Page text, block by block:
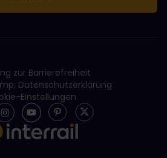
zur Barrierefreiheit
Datenschutzerklärung
Einstellungen